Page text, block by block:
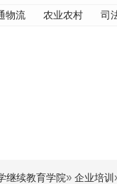
物流 农业农村 司
继续教育学院» 企业培训